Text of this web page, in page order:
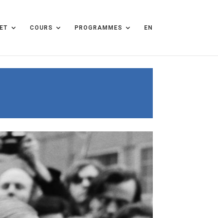
COURS PROGRAMMES EN